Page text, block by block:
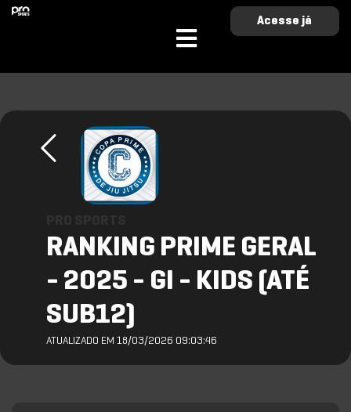
Acesse já
RANKING PRIME GERAL
- 2025 - GI - KIDS (ATÉ
SUB12)
ATUALIZADO EM 18/03/2026 09:03:46